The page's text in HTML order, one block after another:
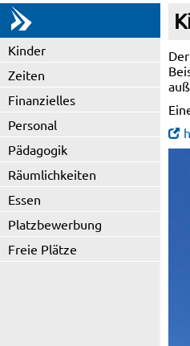
Kinder
Zeiten
Finanzielles
Personal
Pädagogik
Räumlichkeiten
Essen
Platzbewerbung
Freie Plätze